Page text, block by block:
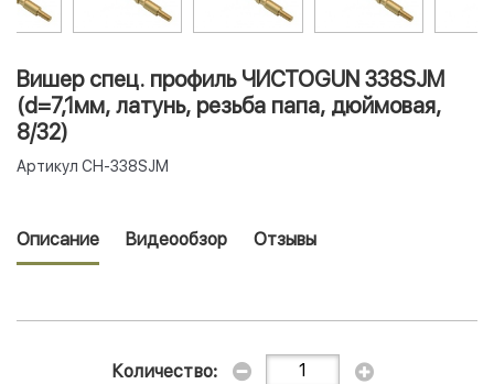
Вишер спец. профиль ЧИСТОGUN 338SJM
(d=7,1мм, латунь, резьба папа, дюймовая,
8/32)
Артикул CH-338SJM
Описание Видеообзор Отзывы
Количество: